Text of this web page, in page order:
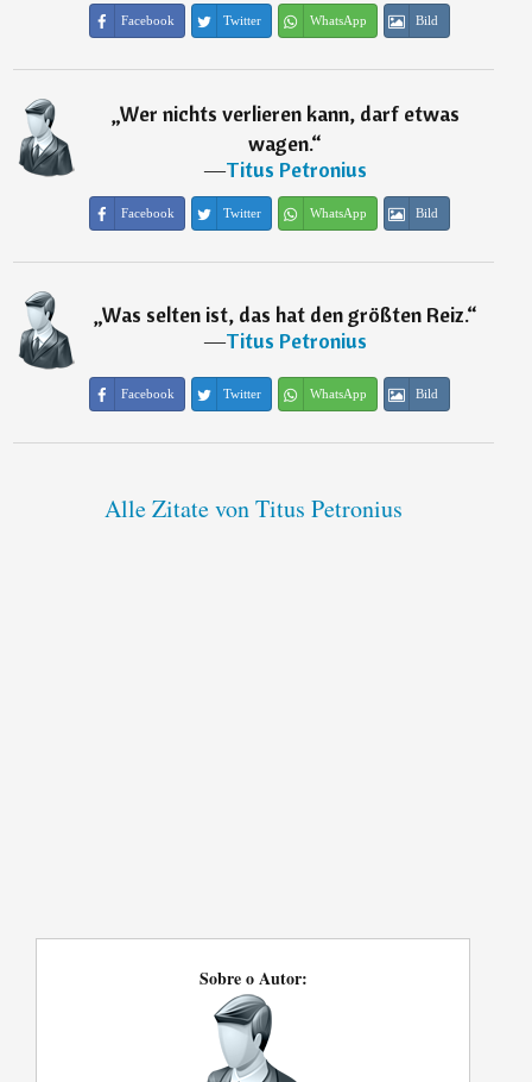
Facebook Twitter WhatsApp Bild
„Wer nichts verlieren kann, darf etwas
wagen.“
―Titus Petronius
Facebook Twitter WhatsApp Bild
„Was selten ist, das hat den größten Reiz.“
―Titus Petronius
Facebook Twitter WhatsApp Bild
Alle Zitate von Titus Petronius
Sobre o Autor: